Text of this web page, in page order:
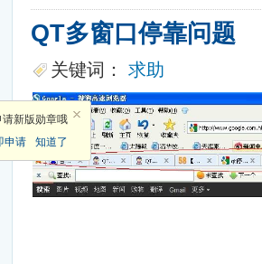
新版勋章哦
申请
知道了
QT多窗口停靠问题
关键词： 求助